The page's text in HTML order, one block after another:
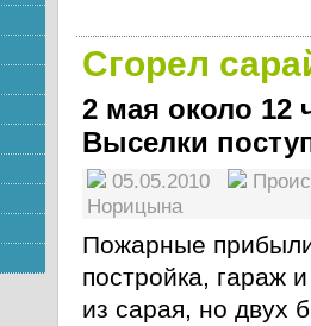
Сгорел
2 мая около 12
Выселки
05.05.2010
Норицына
Пожарные прибыли
постройка, гараж
из сарая, но двух